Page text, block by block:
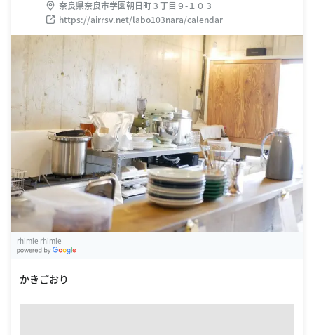
奈良県奈良市学園朝日町３丁目９-１０３
https://airrsv.net/labo103nara/calendar
rhimie rhimie
かきごおり